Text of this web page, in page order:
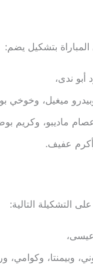
بتشكيل يضم:
ندى،
ميغيل، وخوخي
ماديبو، وكريم
عفيف.
التشكيلة التالية:
وبيمنتا، وكوامي،